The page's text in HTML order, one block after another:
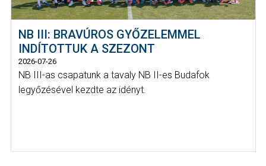
NB III: BRAVÚROS GYŐZELEMMEL
INDÍTOTTUK A SZEZONT
2026-07-26
NB III-as csapatunk a tavaly NB II-es Budafok
legyőzésével kezdte az idényt.